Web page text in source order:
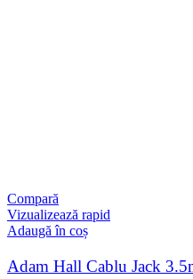
Compară
Vizualizează rapid
Adaugă în coș
Adam Hall Cablu Jack